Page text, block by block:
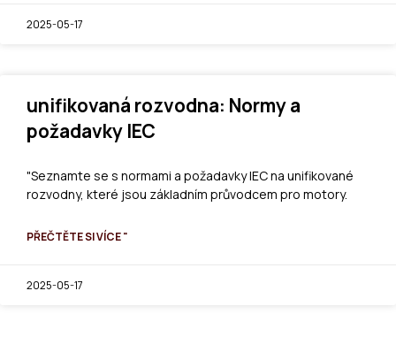
2025-05-17
unifikovaná rozvodna: Normy a
požadavky IEC
"Seznamte se s normami a požadavky IEC na unifikované
rozvodny, které jsou základním průvodcem pro motory.
PŘEČTĚTE SI VÍCE "
2025-05-17